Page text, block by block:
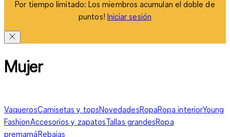
Por tiempo limitado: Los miembros acumulan el doble de
puntos! Iniciar sesión
Mujer
VaquerosCamisetas y topsNovedadesRopaRopa interiorYoung
FashionAccesorios y zapatosTallas grandesRopa
premamáRebajas